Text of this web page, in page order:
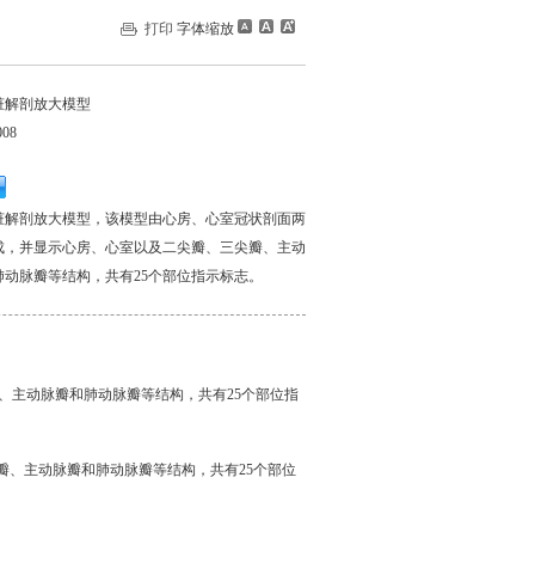
打印 字体缩放
解剖放大模型
解剖放大模型，该模型由心房、心室冠状剖面两
，并显示心房、心室以及二尖瓣、三尖瓣、主动
动脉瓣等结构，共有25个部位指示标志。
主动脉瓣和肺动脉瓣等结构，共有25个部位指
主动脉瓣和肺动脉瓣等结构，共有25个部位